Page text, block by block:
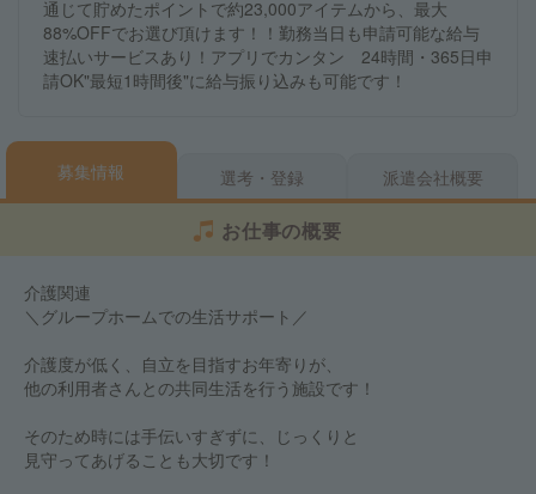
通じて貯めたポイントで約23,000アイテムから、最大
88%OFFでお選び頂けます！！勤務当日も申請可能な給与
速払いサービスあり！アプリでカンタン 24時間・365日申
請OK"最短1時間後"に給与振り込みも可能です！
募集情報 選考・登録 派遣会社概要
お仕事の概要
介護関連
＼グループホームでの生活サポート／
介護度が低く、自立を目指すお年寄りが、
他の利用者さんとの共同生活を行う施設です！
そのため時には手伝いすぎずに、じっくりと
見守ってあげることも大切です！